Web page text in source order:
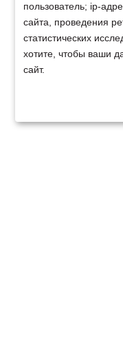
пользователь; ip-
сайта, проведения
статистических
хотите, чтобы ваши
сайт.